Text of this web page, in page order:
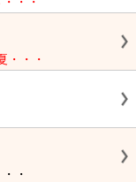
・・・
・